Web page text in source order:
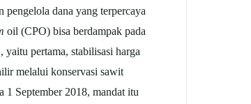
dana yang terpercaya
oil (CPO) bisa berdampak pada
pertama, stabilisasi harga
melalui konservasi sawit
1 September 2018, mandat itu